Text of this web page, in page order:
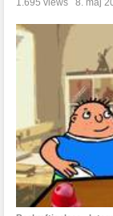
1.695 views 8. maj